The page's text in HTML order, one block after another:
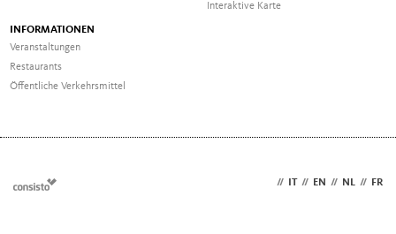
Interaktive Karte
INFORMATIONEN
Veranstaltungen
Restaurants
Öffentliche Verkehrsmittel
// IT // EN // NL // FR